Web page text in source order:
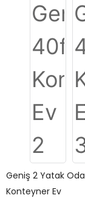
Geniş 2 Yatak
Konteyner Ev